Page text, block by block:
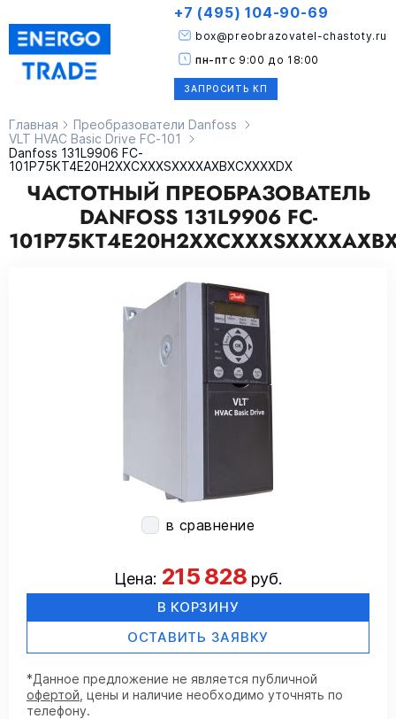
ЗАПРОСИТЬ КП
box@preobrazovatel-chastoty.ru
+7 (495) 104-90-69
пн-пт с 9:00 до 18:00
Главная
Преобразователи Danfoss
VLT HVAC Basic Drive FC-101
Danfoss 131L9906 FC-
101P75KT4E20H2XXCXXXSXXXXAXBXCXXXXDX
ЧАСТОТНЫЙ ПРЕОБРАЗОВАТЕЛЬ
DANFOSS 131L9906 FC-
в сравнение
Цена: 215 828руб.
В КОРЗИНУ
ОСТАВИТЬ ЗАЯВКУ
*Данное предложение не является публичной
офертой , цены и наличие необходимо уточнять по
телефону.